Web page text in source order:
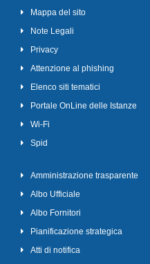
Mappa del sito
Note Legali
Privacy
Attenzione al phishing
Elenco siti tematici
Portale OnLine delle Istanze
Wi-Fi
Spid
Amministrazione trasparente
Albo Ufficiale
Albo Fornitori
Pianificazione strategica
Atti di notifica